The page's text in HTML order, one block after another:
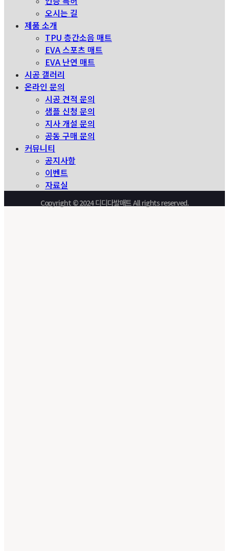
오시는 길
제품 소개
TPU 층간소음 매트
EVA 스포츠 매트
EVA 난연 매트
시공 갤러리
온라인 문의
시공 견적 문의
샘플 신청 문의
지사 개설 문의
공동 구매 문의
커뮤니티
공지사항
이벤트
자료실
Copyright © 2024 디디다발매트 All rights reserved.